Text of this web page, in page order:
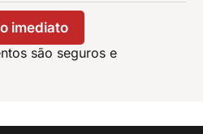
imediato
são seguros e